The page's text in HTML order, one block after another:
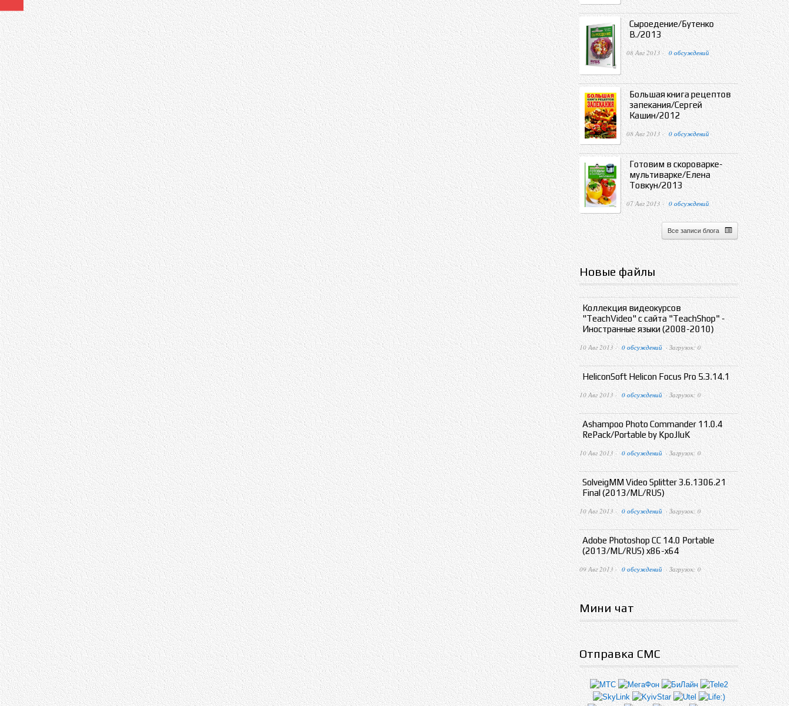
Сыроедение/Бутенко
В./2013
08 Авг 2013 · 0 обсуждений
Большая книга рецептов
запекания/Сергей
Кашин/2012
08 Авг 2013 · 0 обсуждений
Готовим в скороварке-
мультиварке/Елена
Товкун/2013
07 Авг 2013 · 0 обсуждений
Все записи блога
Новые файлы
Коллекция видеокурсов
"TeachVideo" с сайта "TeachShop" -
Иностранные языки (2008-2010)
10 Авг 2013 · 0 обсуждений · Загрузок: 0
HeliconSoft Helicon Focus Pro 5.3.14.1
10 Авг 2013 · 0 обсуждений · Загрузок: 0
Ashampoo Photo Commander 11.0.4
RePack/Portable by KpoJIuK
10 Авг 2013 · 0 обсуждений · Загрузок: 0
SolveigMM Video Splitter 3.6.1306.21
Final (2013/ML/RUS)
10 Авг 2013 · 0 обсуждений · Загрузок: 0
Adobe Photoshop CC 14.0 Portable
(2013/ML/RUS) x86-x64
09 Авг 2013 · 0 обсуждений · Загрузок: 0
Мини чат
Отправка СМС